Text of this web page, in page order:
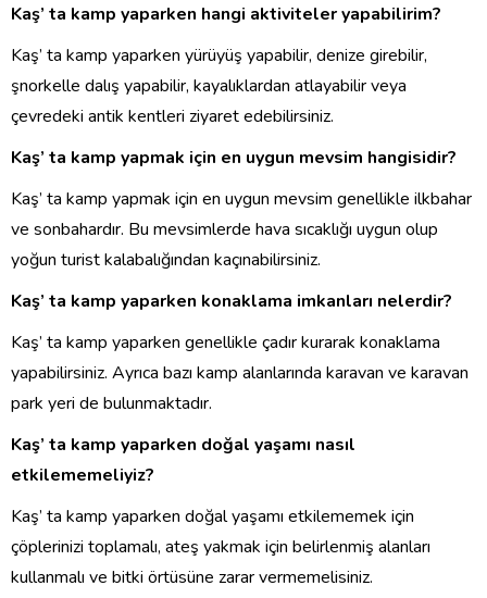
Kaş’ ta kamp yaparken hangi aktiviteler yapabilirim?
Kaş’ ta kamp yaparken yürüyüş yapabilir, denize girebilir,
şnorkelle dalış yapabilir, kayalıklardan atlayabilir veya
çevredeki antik kentleri ziyaret edebilirsiniz.
Kaş’ ta kamp yapmak için en uygun mevsim hangisidir?
Kaş’ ta kamp yapmak için en uygun mevsim genellikle ilkbahar
ve sonbahardır. Bu mevsimlerde hava sıcaklığı uygun olup
yoğun turist kalabalığından kaçınabilirsiniz.
Kaş’ ta kamp yaparken konaklama imkanları nelerdir?
Kaş’ ta kamp yaparken genellikle çadır kurarak konaklama
yapabilirsiniz. Ayrıca bazı kamp alanlarında karavan ve karavan
park yeri de bulunmaktadır.
Kaş’ ta kamp yaparken doğal yaşamı nasıl
etkilememeliyiz?
Kaş’ ta kamp yaparken doğal yaşamı etkilememek için
çöplerinizi toplamalı, ateş yakmak için belirlenmiş alanları
kullanmalı ve bitki örtüsüne zarar vermemelisiniz.